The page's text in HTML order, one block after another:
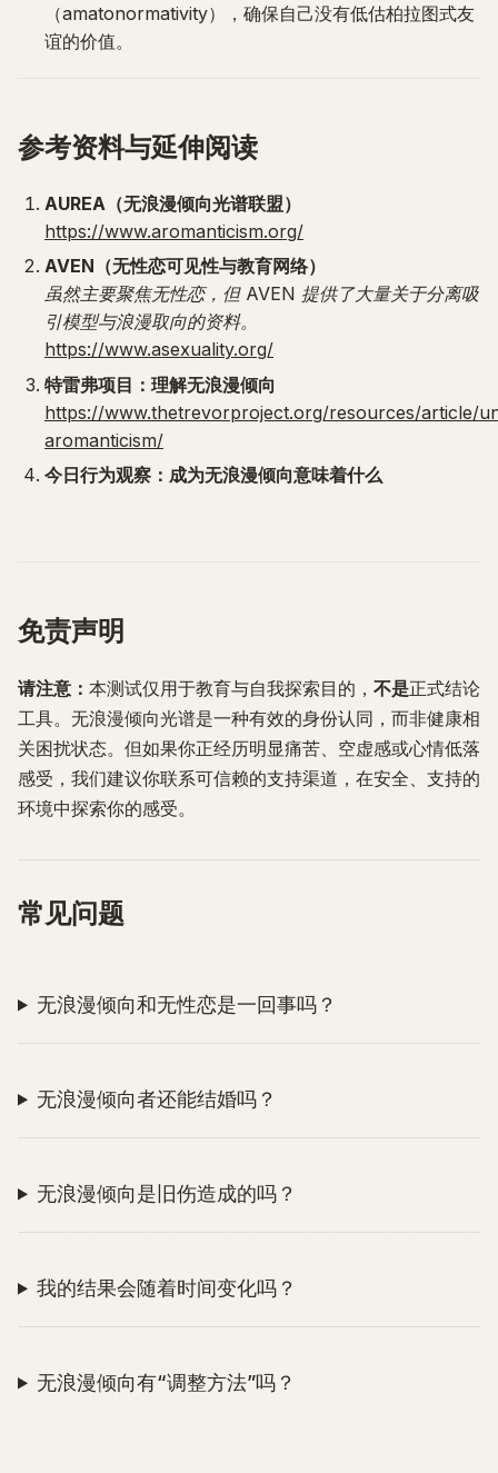
（amatonormativity），确保自己没有低估柏拉图式友
谊的价值。
参考资料与延伸阅读
AUREA（无浪漫倾向光谱联盟）
https://www.aromanticism.org/
AVEN（无性恋可见性与教育网络）
虽然主要聚焦无性恋，但 AVEN 提供了大量关于分离吸
引模型与浪漫取向的资料。
https://www.asexuality.org/
特雷弗项目：理解无浪漫倾向
https://www.thetrevorproject.org/resources/article/
aromanticism/
今日行为观察：成为无浪漫倾向意味着什么
免责声明
请注意： 本测试仅用于教育与自我探索目的， 不是正式结论
工具。无浪漫倾向光谱是一种有效的身份认同，而非健康相
关困扰状态。但如果你正经历明显痛苦、空虚感或心情低落
感受，我们建议你联系可信赖的支持渠道，在安全、支持的
环境中探索你的感受。
常见问题
无浪漫倾向和无性恋是一回事吗？
无浪漫倾向者还能结婚吗？
无浪漫倾向是旧伤造成的吗？
我的结果会随着时间变化吗？
无浪漫倾向有“调整方法”吗？